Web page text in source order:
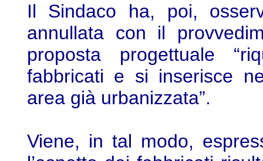
Il Sindaco ha, poi,
annullata con il
proposta progettuale
fabbricati e si inserisce
area già urbanizzata”.
Viene, in tal modo,